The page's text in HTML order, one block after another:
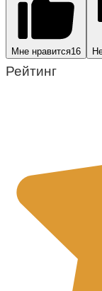
Мне нравится16
Рейтинг